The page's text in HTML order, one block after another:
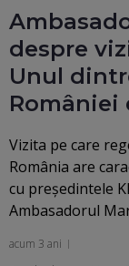
despre
Unul
României
Vizita pe care
România are
cu preşedintele
Ambasadorul
acum 3 ani